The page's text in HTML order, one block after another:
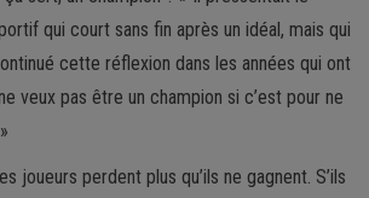
qui court sans fin après un idéal, mais qui
cette réflexion dans les années qui ont
veux pas être un champion si c’est pour ne
joueurs perdent plus qu’ils ne gagnent. S’ils